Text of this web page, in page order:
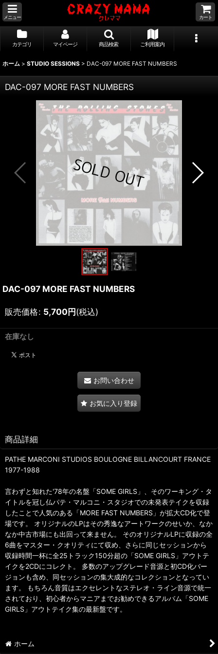
メニュー カート
カテゴリ マイページ 商品検索 ご利用案内
ホーム > STUDIO SESSIONS > DAC-097 MORE FAST NUMBERS
DAC-097 MORE FAST NUMBERS
DAC-097 MORE FAST NUMBERS
販売価格: 5,700円(税込)
在庫なし
お問い合わせ
お気に入り登録
商品詳細
PATHE MARCONI STUDIOS BOULOGNE BILLANCOURT FRANCE
1977-1988
言わずと知れた'78年の名盤「SOME GIRLS」、そのワーキング・タ
イトルを冠し仏パテ・マルコニ・スタジオでの未発表テイクを収録
したことで人気のある「MORE FAST NUMBERS」が拡大CD化で登
場です。 オリジナルのLPはその秀逸なアートワークのせいか、なか
なか中古市場にも出回って来ません。 そのオリジナルLPに収録の全
6曲をマスター・クオリティにて収め、さらに同じセッションから
収録時間一杯に全25トラック150分超の「SOME GIRLS」アウトテ
イクを2CDにコレクト。 多数のアップグレード音源と初CD化バー
ジョンも含め、同セッションの集大成的なコレクションとなってい
ます。 もちろん音質はエクセレントなステレオ・ライン音源で統一
されており、初心者からマニアまでお勧めできるアルバム「SOME
GIRLS」アウトテイク集の最新盤です。
ホーム